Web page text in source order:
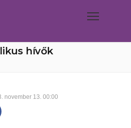
hívők
november 13. 00:00